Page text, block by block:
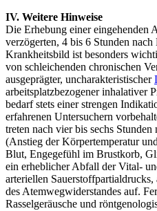
IV. Weitere Hinweise
Die Erhebung einer eingehenden
verzögerten, 4 bis 6 Stunden
Krankheitsbild ist besonders
von schleichenden chronischen
ausgeprägter, uncharakteristischer
arbeitsplatzbezogener inhalativer
bedarf stets einer strengen
erfahrenen Untersuchern
treten nach vier bis sechs
(Anstieg der Körpertemperatur
Blut, Engegefühl im Brustkorb,
ein erheblicher Abfall der Vital-
arteriellen
des Atemwegwiderstandes auf.
Rasselgeräusche und